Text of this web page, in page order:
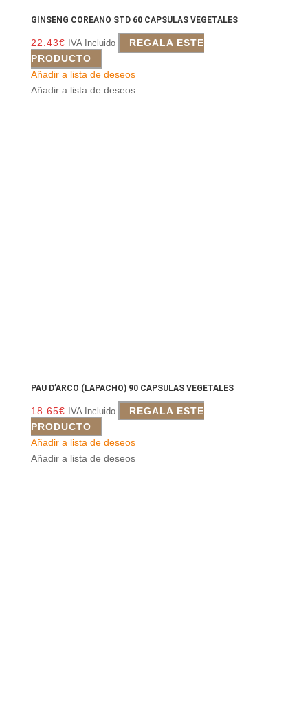
GINSENG COREANO STD 60 CAPSULAS VEGETALES
22.43€ IVA Incluido
REGALA ESTE
PRODUCTO
Añadir a lista de deseos
Añadir a lista de deseos
PAU D’ARCO (LAPACHO) 90 CAPSULAS VEGETALES
18.65€ IVA Incluido
REGALA ESTE
PRODUCTO
Añadir a lista de deseos
Añadir a lista de deseos